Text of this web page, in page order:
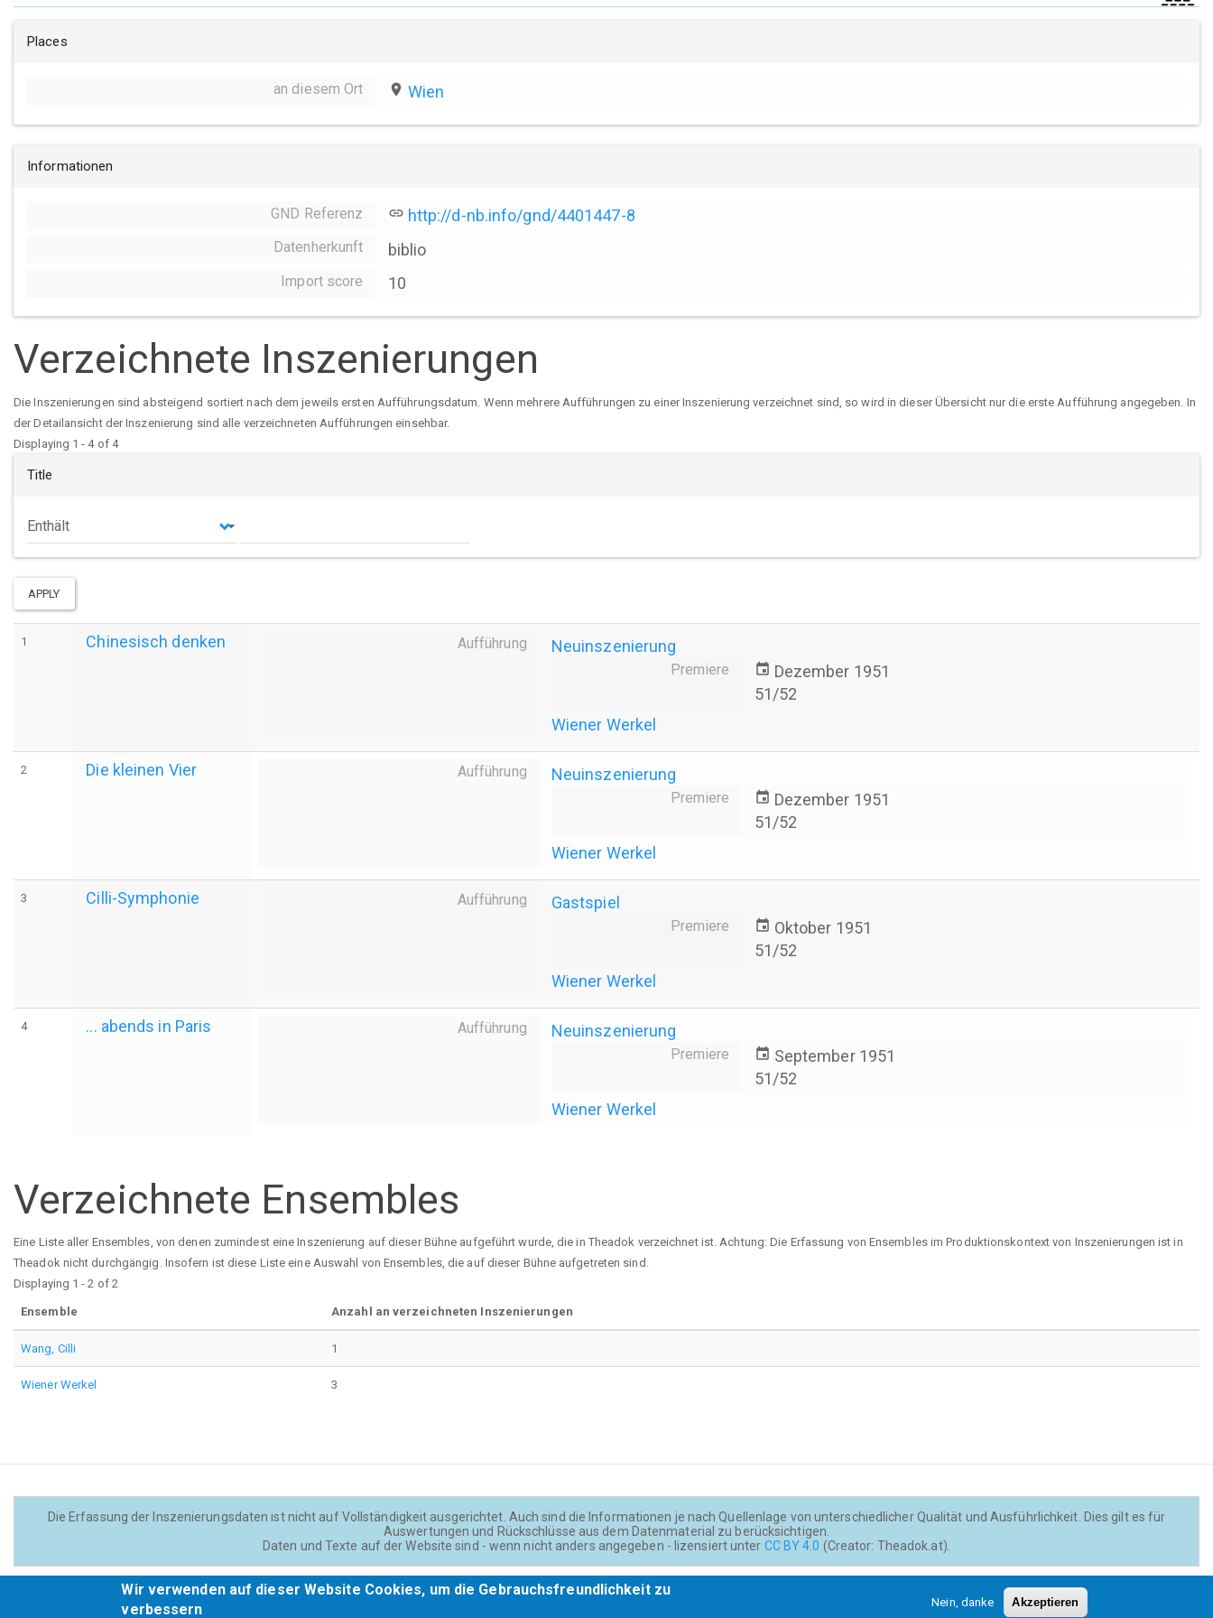
Places
an diesem Ort place Wien
Informationen
GND Referenz link http://d-nb.info/gnd/4401447-8
Datenherkunft biblio
Import score 10
Verzeichnete Inszenierungen
Die Inszenierungen sind absteigend sortiert nach dem jeweils ersten Aufführungsdatum. Wenn mehrere Aufführungen zu einer Inszenierung verzeichnet sind, so wird in dieser Übersicht nur die erste Aufführung angegeben. In
der Detailansicht der Inszenierung sind alle verzeichneten Aufführungen einsehbar.
Displaying 1 - 4 of 4
Title
Operator
APPLY
1 Chinesisch denken Aufführung Neuinszenierung
Premiere event Dezember 1951
51/52
Wiener Werkel
2 Die kleinen Vier Aufführung Neuinszenierung
Premiere event Dezember 1951
51/52
Wiener Werkel
3 Cilli-Symphonie Aufführung Gastspiel
Premiere event Oktober 1951
51/52
Wiener Werkel
4 ... abends in Paris Aufführung Neuinszenierung
Premiere event September 1951
51/52
Wiener Werkel
Verzeichnete Ensembles
Eine Liste aller Ensembles, von denen zumindest eine Inszenierung auf dieser Bühne aufgeführt wurde, die in Theadok verzeichnet ist. Achtung: Die Erfassung von Ensembles im Produktionskontext von Inszenierungen ist in
Theadok nicht durchgängig. Insofern ist diese Liste eine Auswahl von Ensembles, die auf dieser Bühne aufgetreten sind.
Displaying 1 - 2 of 2
Ensemble Anzahl an verzeichneten Inszenierungen
Wang, Cilli 1
Wiener Werkel 3
Die Erfassung der Inszenierungsdaten ist nicht auf Vollständigkeit ausgerichtet. Auch sind die Informationen je nach Quellenlage von unterschiedlicher Qualität und Ausführlichkeit. Dies gilt es für
Auswertungen und Rückschlüsse aus dem Datenmaterial zu berücksichtigen.
Daten und Texte auf der Website sind - wenn nicht anders angegeben - lizensiert unter CC BY 4.0 (Creator: Theadok.at).
Barrierefreiheit
Wir verwenden auf dieser Website Cookies, um die Gebrauchsfreundlichkeit zu
verbessern
Nein, danke Akzeptieren